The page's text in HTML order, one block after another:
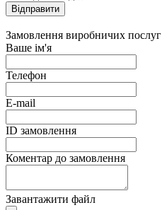
Замовлення виробничих послуг
Ваше ім'я
Телефон
E-mail
ID замовлення
Коментар до замовлення
Завантажити файл